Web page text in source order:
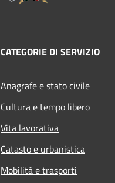
CATEGORIE DI SERVIZIO
Anagrafe e stato civile
Cultura e tempo libero
Vita lavorativa
Catasto e urbanistica
Mobilità e trasporti